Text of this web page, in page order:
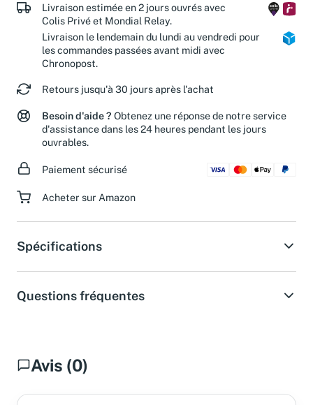
Livraison estimée en 2 jours ouvrés avec
Colis Privé et Mondial Relay.
Livraison le lendemain du lundi au vendredi pour
les commandes passées avant midi avec
Retours jusqu'à 30 jours après l'achat
Besoin d'aide ?Obtenez une réponse de notre service
d'assistance dans les 24 heures pendant les jours
Spécifications
Questions fréquentes
Avis (0)